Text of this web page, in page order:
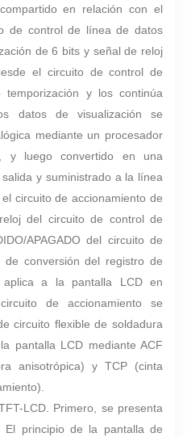
en relación con el
de control de línea de datos
de 6 bits y señal de reloj
el circuito de control de
y los continúa
datos de visualización se
mediante un procesador
y luego convertido en una
y suministrado a la línea
el circuito de accionamiento de
del circuito de control de
APAGADO del circuito de
conversión del registro de
a la pantalla LCD en
de accionamiento se
circuito flexible de soldadura
pantalla LCD mediante ACF
anisotrópica) y TCP (cinta
LCD. Primero, se presenta
El principio de la pantalla de